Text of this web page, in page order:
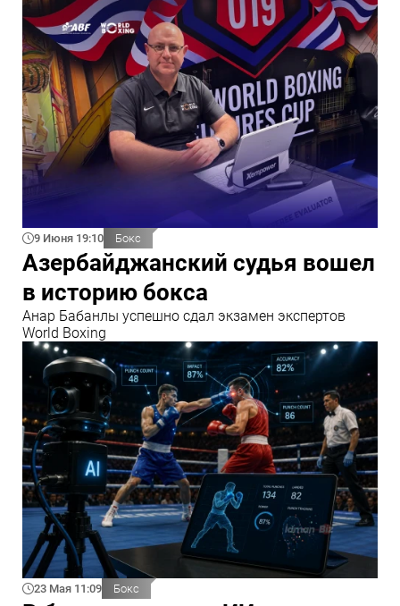
9 Июня 19:10 Бокс
Азербайджанский судья вошел
в историю бокса
Анар Бабанлы успешно сдал экзамен экспертов
World Boxing
23 Мая 11:09 Бокс